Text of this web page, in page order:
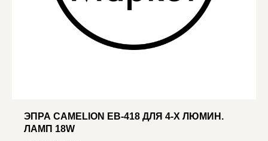
ЭПРА CAMELION EB-418 ДЛЯ 4-Х ЛЮМИН.
ЛАМП 18W